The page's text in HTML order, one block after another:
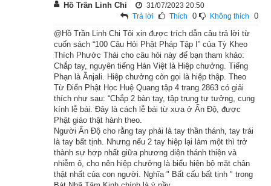
kheo ni xuất gia, có các vị ưu-bà-tắc, ưu-bà-di[10] tại gia và
quanh đức Phật, cung kính cúng dường, nghe Ngài thuyết
Pháp giảng Kinh.
Trong pháp hội thù thắng ấy có rất nhiều vị đệ tử trong lòng có
điều thắc mắc, họ muốn biết nhân duyên nào đã thúc đẩy đức
Phật xuất gia học đạo lúc ban đầu. Tuy họ muốn thỉnh xin đức
Phật nói cho họ biết, nhưng không ai dám mở miệng thưa hỏi.
Lúc ấy, tôn giả A Nan biết tâm niệm của mọi người nên từ tòa
ngồi đứng dậy, cung kính chắp tay vấn an đức Phật rồi mới
Hồ Trần Linh Chi
Trả lời Thích 0 Không thích 0
31/07/2023 20:50
@Hồ Trần Linh Chi Tôi xin được trích dẫn câu trả lời từ
cuốn sách “100 Câu Hỏi Phật Pháp Tập I” của Tỳ Kheo
Thích Phước Thái cho câu hỏi này để bạn tham khảo:
Chắp tay, nguyên tiếng Hán Việt là Hiệp chưởng. Tiếng
Phạn là Ãnjali. Hiệp chưởng còn gọi là hiệp thập. Theo
Từ Điển Phật Học Huệ Quang tập 4 trang 2863 có giải
thích như sau: “Chắp 2 bàn tay, tập trung tư tưởng, cung
kính lễ bái. Đây là cách lễ bái từ xưa ở Ấn Độ, được
Phật giáo thật hành theo.
Người Ấn Độ cho rằng tay phải là tay thần thánh, tay trái
là tay bất tịnh. Nhưng nếu 2 tay hiệp lại làm một thì trở
thành sự hợp nhất giữa phương diện thánh thiện và
nhiễm ô, cho nên hiệp chưởng là biểu hiện bộ mặt chân
thật nhất của con người. Nghĩa " Bất cấu bất tịnh " trong